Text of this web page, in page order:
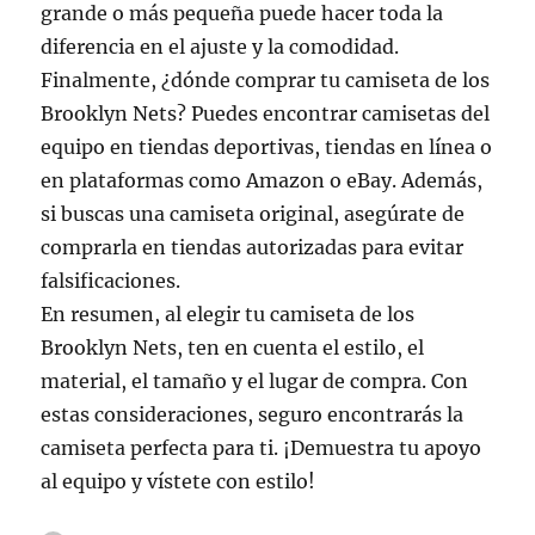
grande o más pequeña puede hacer toda la
diferencia en el ajuste y la comodidad.
Finalmente, ¿dónde comprar tu camiseta de los
Brooklyn Nets? Puedes encontrar camisetas del
equipo en tiendas deportivas, tiendas en línea o
en plataformas como Amazon o eBay. Además,
si buscas una camiseta original, asegúrate de
comprarla en tiendas autorizadas para evitar
falsificaciones.
En resumen, al elegir tu camiseta de los
Brooklyn Nets, ten en cuenta el estilo, el
material, el tamaño y el lugar de compra. Con
estas consideraciones, seguro encontrarás la
camiseta perfecta para ti. ¡Demuestra tu apoyo
al equipo y vístete con estilo!